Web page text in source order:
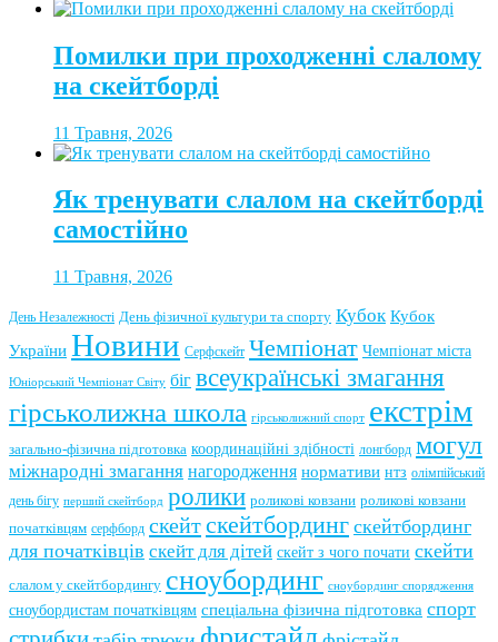
Помилки при проходженні слалому
на скейтборді
11 Травня, 2026
Як тренувати слалом на скейтборді
самостійно
11 Травня, 2026
День Незалежності День фізичної культури та спорту Кубок Кубок
України Новини Серфскейт Чемпіонат Чемпіонат міста
Юніорський Чемпіонат Світу біг всеукраїнські змагання
гірськолижна школа гірськолижний спорт екстрім
загально-фізична підготовка координаційні здібності лонгборд могул
міжнародні змагання нагородження нормативи нтз олімпійський
день бігу перший скейтборд ролики роликові ковзани роликові ковзани
початківцям серфборд скейтскейтбординг скейтбординг
для початківців скейт для дітей скейт з чого почати скейти
слалом у скейтбордингу сноубординг сноубординг спорядження
сноубордистам початківцям спеціальна фізична підготовка спорт